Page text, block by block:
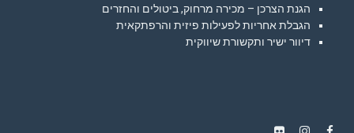
הגנת הצרכן – מכירה מרחוק, ביטולים והחזרים
הגבלת אחריות לפעילות פיזית והרפתקאית
דיוור ישיר ותקשורת שיווקית